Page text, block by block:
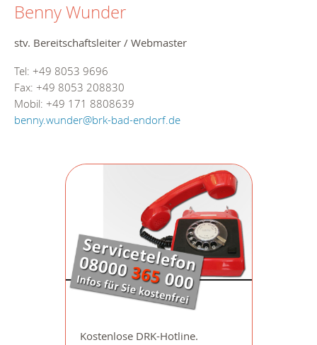
Benny Wunder
stv. Bereitschaftsleiter / Webmaster
Tel: +49 8053 9696
Fax: +49 8053 208830
Mobil: +49 171 8808639
benny.wunder@brk-bad-endorf.de
Kostenlose DRK-Hotline.